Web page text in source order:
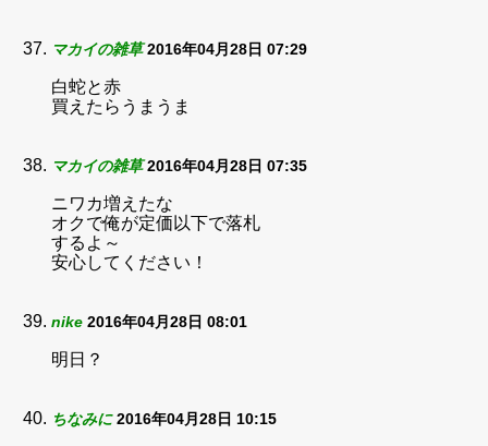
マカイの雑草 2016年04月28日 07:29
白蛇と赤
買えたらうまうま
マカイの雑草 2016年04月28日 07:35
ニワカ増えたな
オクで俺が定価以下で落札
するよ～
安心してください！
nike 2016年04月28日 08:01
明日？
ちなみに 2016年04月28日 10:15